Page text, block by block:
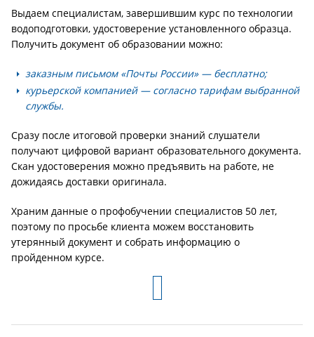
Выдаем специалистам, завершившим курс по технологии
водоподготовки, удостоверение установленного образца.
Получить документ об образовании можно:
заказным письмом «Почты России» — бесплатно;
курьерской компанией — согласно тарифам выбранной
службы.
Сразу после итоговой проверки знаний слушатели
получают цифровой вариант образовательного документа.
Скан удостоверения можно предъявить на работе, не
дожидаясь доставки оригинала.
Храним данные о профобучении специалистов 50 лет,
поэтому по просьбе клиента можем восстановить
утерянный документ и собрать информацию о
пройденном курсе.